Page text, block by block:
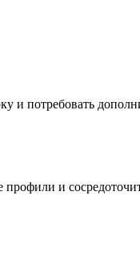
потребовать
и